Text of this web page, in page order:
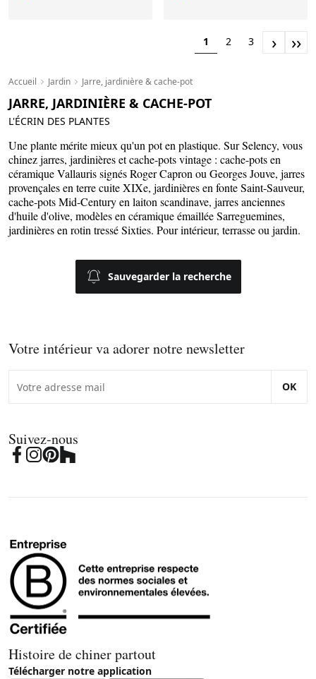
1 2 3 › ››
Accueil Jardin Jarre, jardinière & cache-pot
JARRE, JARDINIÈRE & CACHE-POT
L'ÉCRIN DES PLANTES
Une plante mérite mieux qu'un pot en plastique. Sur Selency, vous
chinez jarres, jardinières et cache-pots vintage : cache-pots en
céramique Vallauris signés Roger Capron ou Georges Jouve, jarres
provençales en terre cuite XIXe, jardinières en fonte Saint-Sauveur,
cache-pots Mid-Century en laiton scandinave, jarres anciennes
d'huile d'olive, modèles en céramique émaillée Sarreguemines,
jardinières en rotin tressé Sixties. Pour intérieur, terrasse ou jardin.
Sauvegarder la recherche
Votre intérieur va adorer notre newsletter
OK
Suivez-nous
Histoire de chiner partout
Télécharger notre application